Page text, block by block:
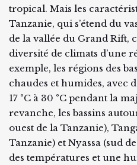
tropical. Mais les
Tanzanie, qui s’étend du
de la vallée du Grand Rift,
diversité de climats d’une
exemple, les régions des
chaudes et humides, avec
17 °C à 30 °C pendant la
revanche, les bassins
ouest de la Tanzanie),
Tanzanie) et Nyassa (sud
des températures et une